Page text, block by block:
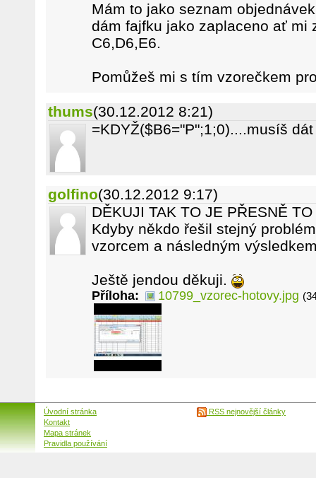
Mám to jako seznam
dám fajfku jako zaplaceno ať mi
C6,D6,E6.
Pomůžeš mi s tím vzorečkem
thums(30.12.2012 8:21)
=KDYŽ($B6="P";1;0)....musíš
golfino(30.12.2012 9:17)
DĚKUJI TAK TO JE PŘESNĚ
Kdyby někdo řešil stejný
vzorcem a následným
Ještě jendou děkuji.
Příloha: 10799_vzorec-hotovy.jpg
Úvodní stránka
Kontakt
Mapa stránek
Pravidla používání
RSS nejnovější články